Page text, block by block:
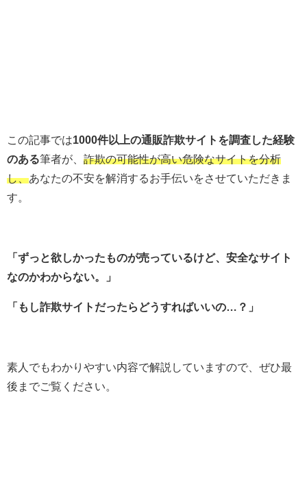
この記事では1000件以上の通販詐欺サイトを調査した経験
のある筆者が、 詐欺の可能性が高い危険なサイトを分析
し、あなたの不安を解消するお手伝いをさせていただきま
す。
「ずっと欲しかったものが売っているけど、安全なサイト
なのかわからない。」
「もし詐欺サイトだったらどうすればいいの…？」
素人でもわかりやすい内容で解説していますので、ぜひ最
後までご覧ください。